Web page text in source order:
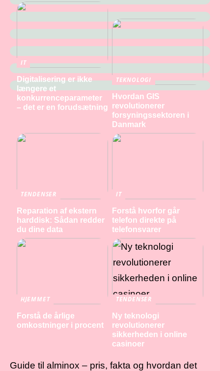
IT
Digitalisering er ikke
længere et
konkurrenceparameter
– det er en forudsætning
TEKNOLOGI
Hvordan GIS
revolutionerer
forsyningssektoren i
Danmark
TENDENSER
Reparation af ekstern
harddisk: Sådan redder
du dine data
IT
Forstå hvorfor går
telefon direkte på
telefonsvarer
HJEMMET
Forstå de årlige
omkostninger i procent
TENDENSER
Ny teknologi
revolutionerer
sikkerheden i online
casinoer
Guide til alminox – pris, fakta og hvordan det